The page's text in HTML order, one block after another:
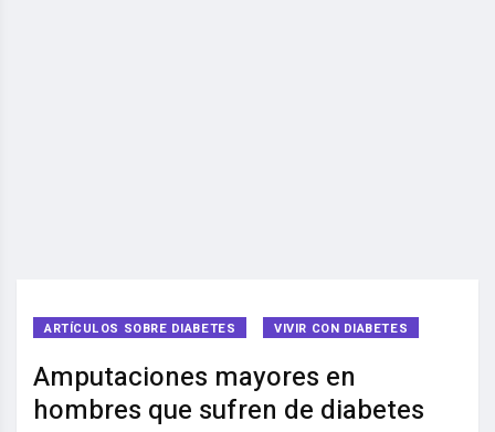
ARTÍCULOS SOBRE DIABETES VIVIR CON DIABETES
Amputaciones mayores en
hombres que sufren de diabetes